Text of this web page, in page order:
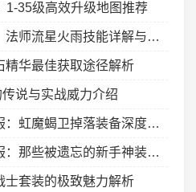
1-35级高效升级地图推荐
流星火雨技能详解与实战技巧
精华最佳获取途径解析
说与实战威力介绍
虹魔蝎卫掉落装备深度测评
些被遗忘的新手神装回忆杀
士套装的极致魅力解析